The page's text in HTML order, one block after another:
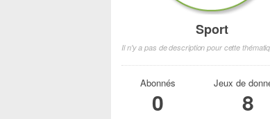
Sport
Il n'y a pas de description pour cette
Abonnés
0
Jeux de
8